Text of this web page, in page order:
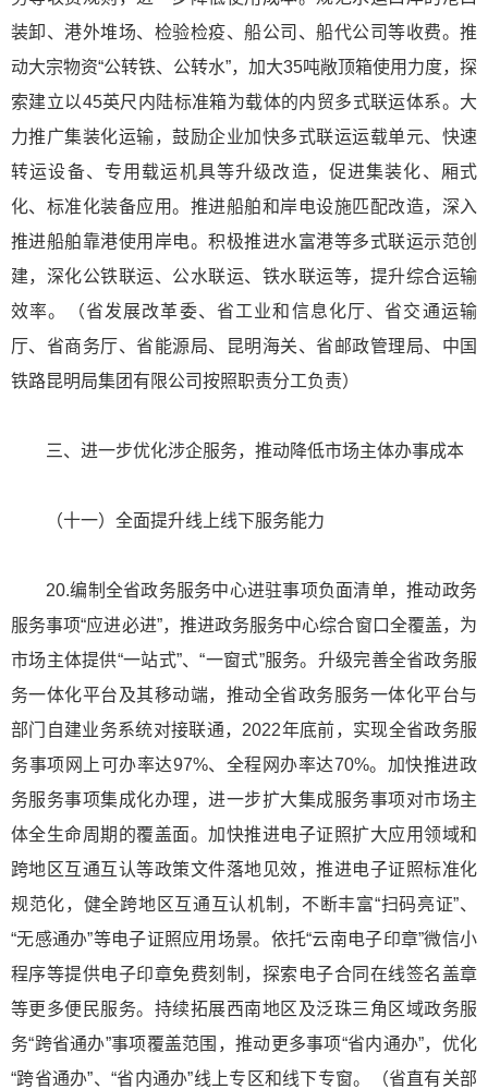
装卸、港外堆场、检验检疫、船公司、船代公司等收费。推
动大宗物资“公转铁、公转水”，加大35吨敞顶箱使用力度，探
索建立以45英尺内陆标准箱为载体的内贸多式联运体系。大
力推广集装化运输，鼓励企业加快多式联运运载单元、快速
转运设备、专用载运机具等升级改造，促进集装化、厢式
化、标准化装备应用。推进船舶和岸电设施匹配改造，深入
推进船舶靠港使用岸电。积极推进水富港等多式联运示范创
建，深化公铁联运、公水联运、铁水联运等，提升综合运输
效率。（省发展改革委、省工业和信息化厅、省交通运输
厅、省商务厅、省能源局、昆明海关、省邮政管理局、中国
铁路昆明局集团有限公司按照职责分工负责）
三、进一步优化涉企服务，推动降低市场主体办事成本
（十一）全面提升线上线下服务能力
20.编制全省政务服务中心进驻事项负面清单，推动政务
服务事项“应进必进”，推进政务服务中心综合窗口全覆盖，为
市场主体提供“一站式”、“一窗式”服务。升级完善全省政务服
务一体化平台及其移动端，推动全省政务服务一体化平台与
部门自建业务系统对接联通，2022年底前，实现全省政务服
务事项网上可办率达97%、全程网办率达70%。加快推进政
务服务事项集成化办理，进一步扩大集成服务事项对市场主
体全生命周期的覆盖面。加快推进电子证照扩大应用领域和
跨地区互通互认等政策文件落地见效，推进电子证照标准化
规范化，健全跨地区互通互认机制，不断丰富“扫码亮证”、
“无感通办”等电子证照应用场景。依托“云南电子印章”微信小
程序等提供电子印章免费刻制，探索电子合同在线签名盖章
等更多便民服务。持续拓展西南地区及泛珠三角区域政务服
务“跨省通办”事项覆盖范围，推动更多事项“省内通办”，优化
“跨省通办”、“省内通办”线上专区和线下专窗。（省直有关部